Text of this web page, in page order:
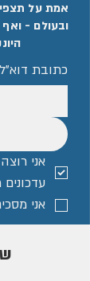
אמת על
ובעולם -
כתובת דוא"ל
עדכונים
אני